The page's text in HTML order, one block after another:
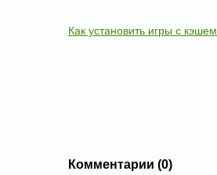
Как установить игры с кэшем
Комментарии (0)